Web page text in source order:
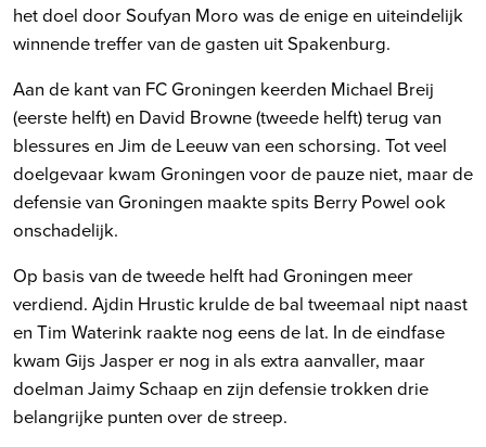
het doel door Soufyan Moro was de enige en uiteindelijk
winnende treffer van de gasten uit Spakenburg.
Aan de kant van FC Groningen keerden Michael Breij
(eerste helft) en David Browne (tweede helft) terug van
blessures en Jim de Leeuw van een schorsing. Tot veel
doelgevaar kwam Groningen voor de pauze niet, maar de
defensie van Groningen maakte spits Berry Powel ook
onschadelijk.
Op basis van de tweede helft had Groningen meer
verdiend. Ajdin Hrustic krulde de bal tweemaal nipt naast
en Tim Waterink raakte nog eens de lat. In de eindfase
kwam Gijs Jasper er nog in als extra aanvaller, maar
doelman Jaimy Schaap en zijn defensie trokken drie
belangrijke punten over de streep.